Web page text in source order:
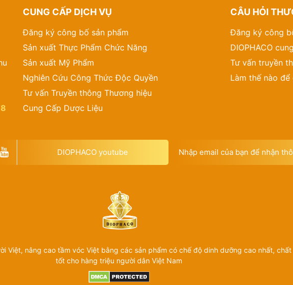
Dung Dịch Sát Khuẩn
CUNG CẤP DỊCH VỤ
Đăng ký công bố sản phẩm
Sản xuất Thực Phẩm Chức Năng
Sản xuất Mỹ Phẩm
Nghiên Cứu Công Thức Độc Quyền
Tư vấn Truyền thông Thương hiệu
Cung Cấp Dược Liệu
CÂU HỎI
Đăng ký công
DIOPHACO
Tư vấn truyền
Làm thế nào
DIOPHACO youtube
Việt, nâng cao tầm vóc Việt bằng các sản phẩm có chế độ dinh dưỡng cao nhất,
tốt cho hàng triệu người dân Việt Nam